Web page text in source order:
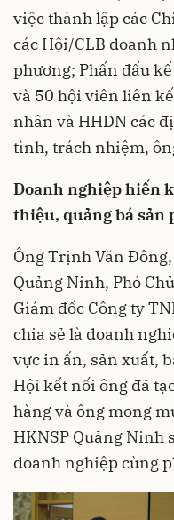
việc thành lập các
các Hội/CLB doanh
phương; Phấn đấu
và 50 hội viên liên
nhân và HHDN các
tình, trách nhiệm,
Doanh nghiệp hiến
thiệu, quảng bá sản
Ông Trịnh Văn
Quảng Ninh, Phó
Giám đốc Công ty
chia sẻ là doanh
vực in ấn, sản xuất,
Hội kết nối ông đã
hàng và ông mong
HKNSP Quảng Ninh
doanh nghiệp cùng